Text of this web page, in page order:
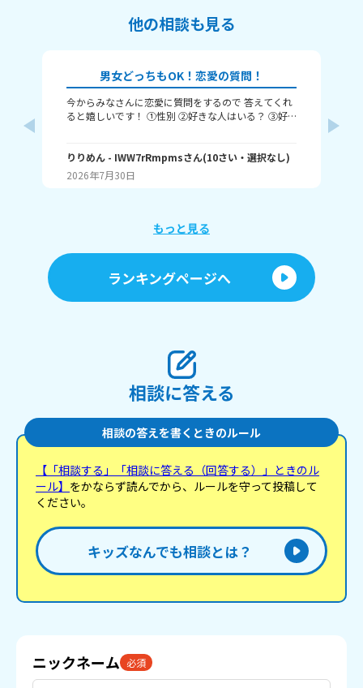
他の相談も見る
男女どっちもOK！恋愛の質問！
今からみなさんに恋愛に質問をするので 答えてくれ
ると嬉しいです！ ①性別 ②好きな人はいる？ ③好
す！ 最後まで見てくれてありがとう！ ではバイバ
イ！
りりめん - IWW7rRmpmsさん(10さい・ 選択なし)
2026年7月30日
もっと見る
ランキングページへ
相談に答える
相談の答えを書くときのルール
【「相談する」「相談に答える（回答する）」ときのル
ール】 をかならず読んでから、ルールを守って投稿して
ください。
キッズなんでも相談とは？
ニックネーム 必須